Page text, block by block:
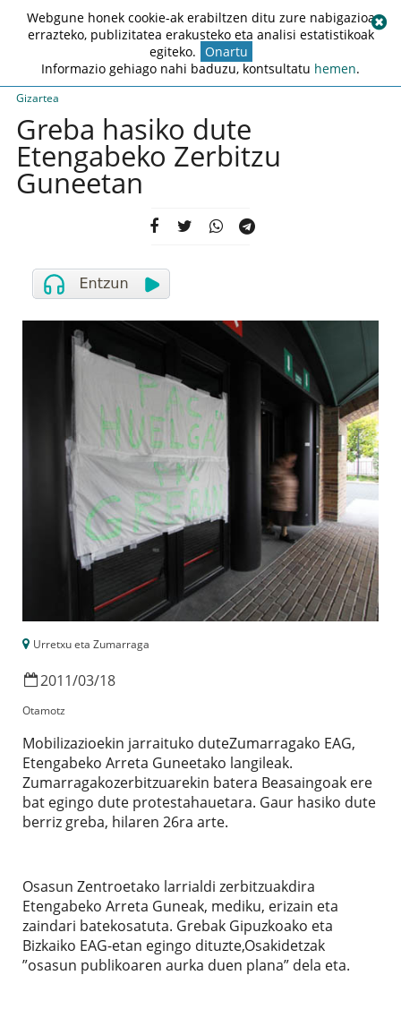
Gizartea
Greba hasiko dute
Etengabeko Zerbitzu
Guneetan
Urretxu eta Zumarraga
2011/03/18
Otamotz
Mobilizazioekin jarraituko duteZumarragako EAG,
Etengabeko Arreta Guneetako langileak.
Zumarragakozerbitzuarekin batera Beasaingoak ere
bat egingo dute protestahauetara. Gaur hasiko dute
berriz greba, hilaren 26ra arte.
Osasun Zentroetako larrialdi zerbitzuakdira
Etengabeko Arreta Guneak, mediku, erizain eta
zaindari batekosatuta. Grebak Gipuzkoako eta
Bizkaiko EAG-etan egingo dituzte,Osakidetzak
”osasun publikoaren aurka duen plana” dela eta.
Webgune honek cookie-ak erabiltzen ditu zure nabigazioa
errazteko, publizitatea erakusteko eta analisi estatistikoak
egiteko. Onartu
Informazio gehiago nahi baduzu, kontsultatu hemen.